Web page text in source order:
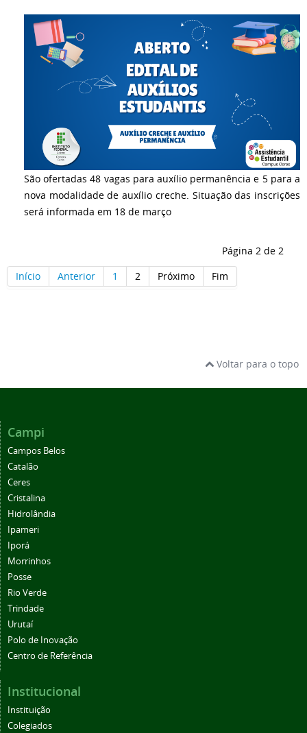
São ofertadas 48 vagas para auxílio permanência e 5 para a
nova modalidade de auxílio creche. Situação das inscrições
será informada em 18 de março
Página 2 de 2
Início
Anterior 1 2 Próximo Fim
Voltar para o topo
Campi
Campos Belos
Catalão
Ceres
Cristalina
Hidrolândia
Ipameri
Iporá
Morrinhos
Posse
Rio Verde
Trindade
Urutaí
Polo de Inovação
Centro de Referência
Institucional
Instituição
Colegiados